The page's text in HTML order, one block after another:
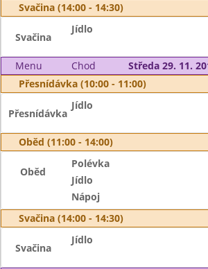
Svačina (14:00 - 14:30)
Svačina
Jídlo
Menu Chod
Středa 29. 11.
Přesnídávka (10:00 - 11:00)
Přesnídávka
Jídlo
Oběd (11:00 - 14:00)
Oběd
Polévka
Jídlo
Nápoj
Svačina (14:00 - 14:30)
Svačina
Jídlo